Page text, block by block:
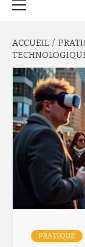
ACCUEIL
PRATIQUE